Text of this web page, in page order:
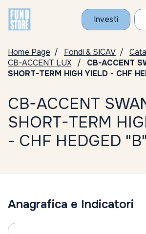
Investi
Home Page Fondi & SICAV
CB-ACCENT LUX
CB-ACCENT
SHORT-TERM HIGH YIELD - CHF
CB-ACCENT
SHORT-TERM
- CHF HEDGED "B"
Anagrafica e Indicatori